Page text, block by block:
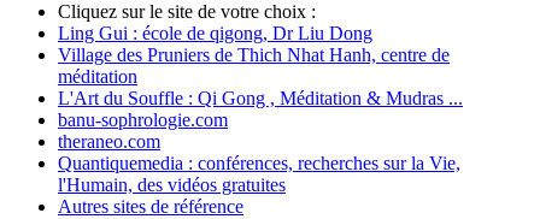
Cliquez sur le site de votre choix :
Ling Gui : école de qigong, Dr Liu Dong
Village des Pruniers de Thich Nhat Hanh, centre de
méditation
L'Art du Souffle : Qi Gong , Méditation & Mudras ...
banu-sophrologie.com
theraneo.com
Quantiquemedia : conférences, recherches sur la Vie,
l'Humain, des vidéos gratuites
Autres sites de référence